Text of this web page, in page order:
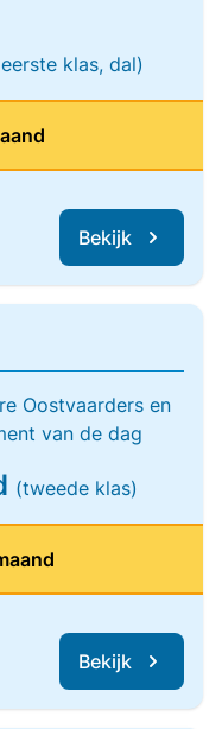
klas, dal)
Bekijk
Oostvaarders en
van de dag
(tweede klas)
Bekijk